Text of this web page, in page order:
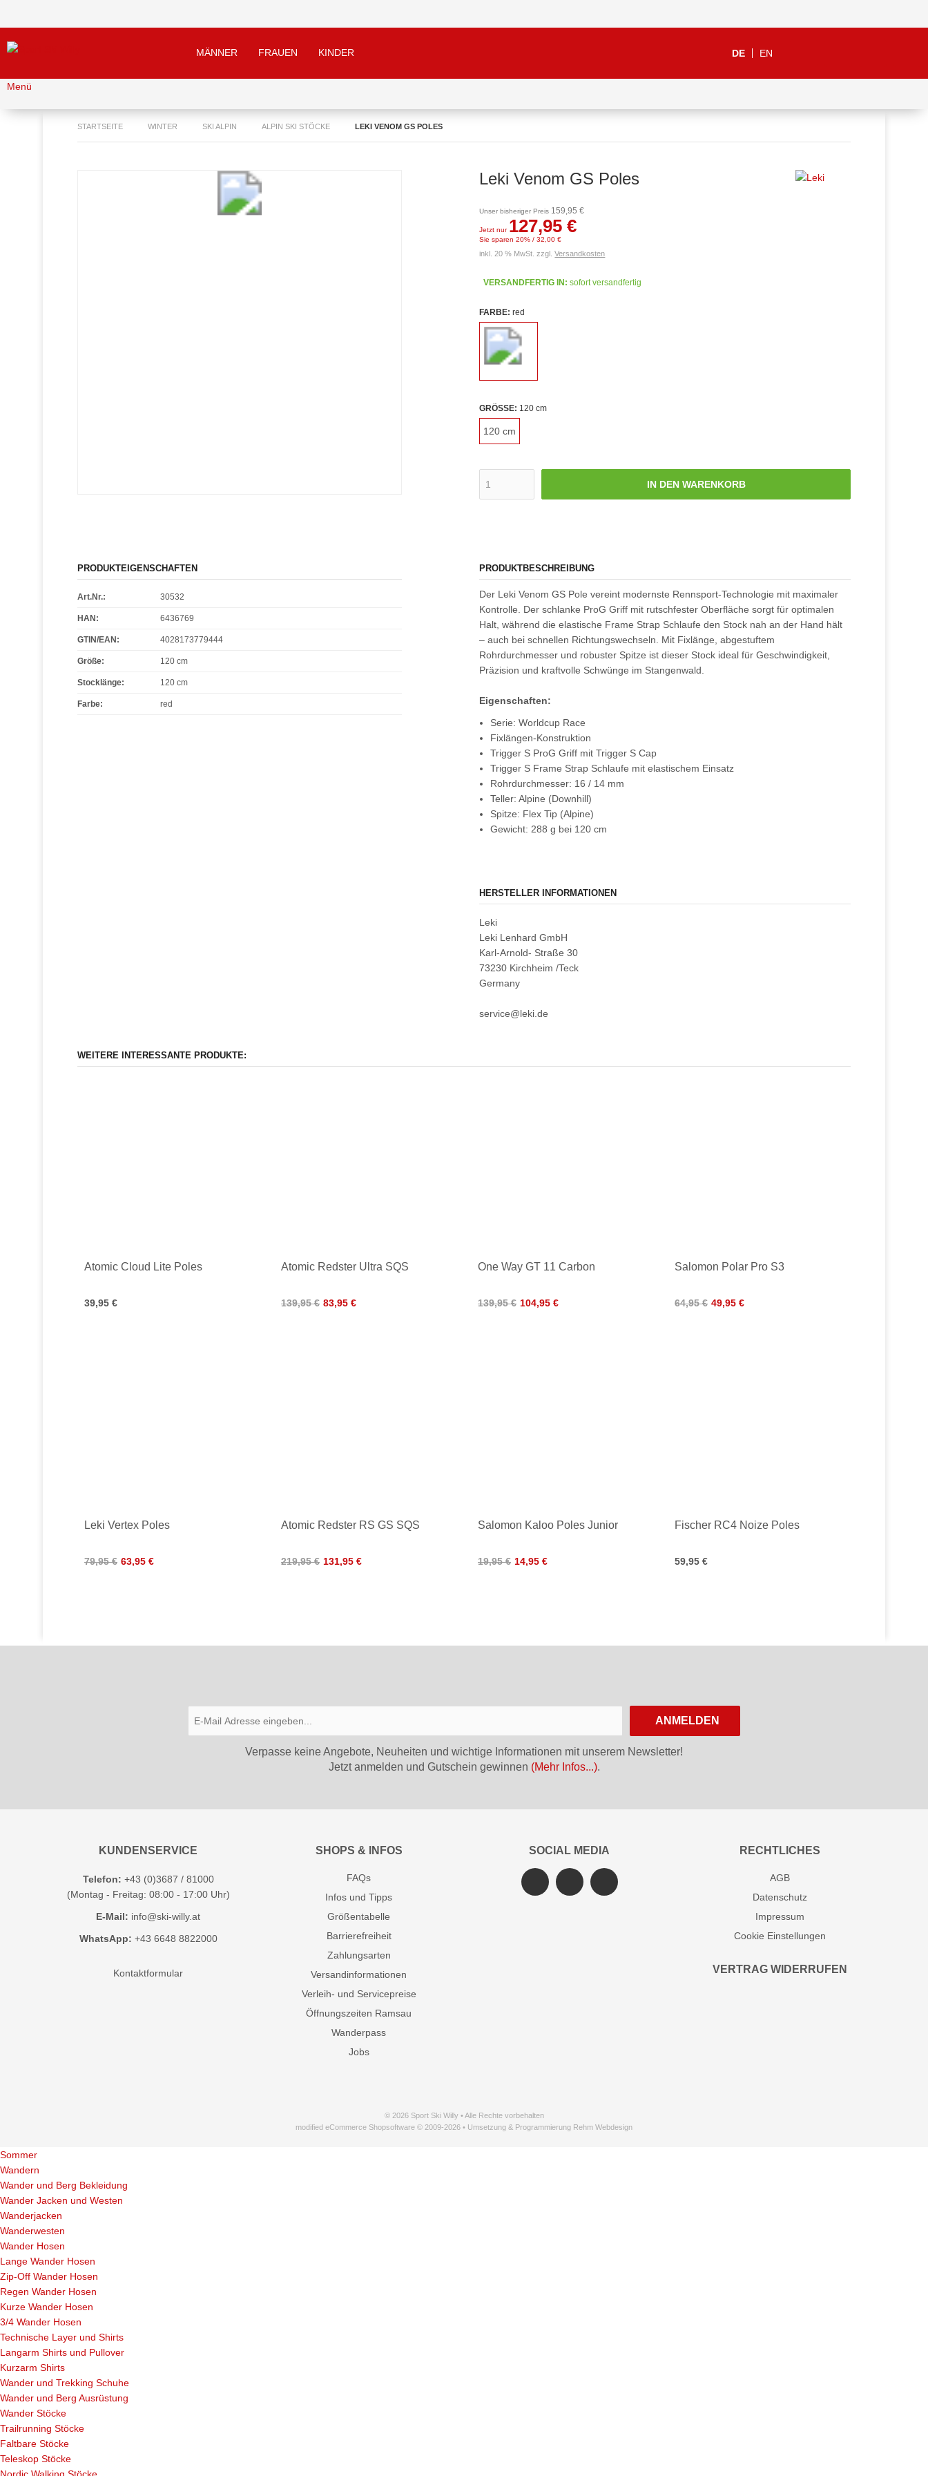
MÄNNER FRAUEN KINDER DE EN
Menü
STARTSEITE WINTER SKI ALPIN ALPIN SKI STÖCKE LEKI VENOM GS POLES
Leki Venom GS Poles
Unser bisheriger Preis 159,95 €
Jetzt nur 127,95 €
Sie sparen 20% / 32,00 €
inkl. 20 % MwSt. zzgl.Versandkosten
VERSANDFERTIG IN: sofort versandfertig
FARBE: red
GRÖSSE: 120 cm
120 cm
IN DEN WARENKORB
PRODUKTEIGENSCHAFTEN
Art.Nr.: 30532
HAN: 6436769
GTIN/EAN: 4028173779444
Größe: 120 cm
Stocklänge: 120 cm
Farbe: red
PRODUKTBESCHREIBUNG
Der Leki Venom GS Pole vereint modernste Rennsport-Technologie mit maximaler
Kontrolle. Der schlanke ProG Griff mit rutschfester Oberfläche sorgt für optimalen
Halt, während die elastische Frame Strap Schlaufe den Stock nah an der Hand hält
– auch bei schnellen Richtungswechseln. Mit Fixlänge, abgestuftem
Rohrdurchmesser und robuster Spitze ist dieser Stock ideal für Geschwindigkeit,
Präzision und kraftvolle Schwünge im Stangenwald.
Eigenschaften:
Serie: Worldcup Race
Fixlängen-Konstruktion
Trigger S ProG Griff mit Trigger S Cap
Trigger S Frame Strap Schlaufe mit elastischem Einsatz
Rohrdurchmesser: 16 / 14 mm
Teller: Alpine (Downhill)
Spitze: Flex Tip (Alpine)
Gewicht: 288 g bei 120 cm
HERSTELLER INFORMATIONEN
Leki
Leki Lenhard GmbH
Karl-Arnold- Straße 30
73230 Kirchheim /Teck
Germany
service@leki.de
WEITERE INTERESSANTE PRODUKTE:
Atomic Cloud Lite Poles
39,95 €
Atomic Redster Ultra SQS
139,95 € 83,95 €
One Way GT 11 Carbon
139,95 € 104,95 €
Salomon Polar Pro S3
64,95 € 49,95 €
Leki Vertex Poles
79,95 € 63,95 €
Atomic Redster RS GS SQS
219,95 € 131,95 €
Salomon Kaloo Poles Junior
19,95 € 14,95 €
Fischer RC4 Noize Poles
59,95 €
ANMELDEN
Verpasse keine Angebote, Neuheiten und wichtige Informationen mit unserem Newsletter!
Jetzt anmelden und Gutschein gewinnen (Mehr Infos...).
KUNDENSERVICE
Telefon: +43 (0)3687 / 81000
(Montag - Freitag: 08:00 - 17:00 Uhr)
E-Mail: info@ski-willy.at
WhatsApp: +43 6648 8822000
Kontaktformular
SHOPS & INFOS
FAQs
Infos und Tipps
Größentabelle
Barrierefreiheit
Zahlungsarten
Versandinformationen
Verleih- und Servicepreise
Öffnungszeiten Ramsau
Wanderpass
Jobs
SOCIAL MEDIA RECHTLICHES
AGB
Datenschutz
Impressum
Cookie Einstellungen
VERTRAG WIDERRUFEN
© 2026 Sport Ski Willy • Alle Rechte vorbehalten
modified eCommerce Shopsoftware © 2009-2026 • Umsetzung & Programmierung Rehm Webdesign
Sommer
Wandern
Wander und Berg Bekleidung
Wander Jacken und Westen
Wanderjacken
Wanderwesten
Wander Hosen
Lange Wander Hosen
Zip-Off Wander Hosen
Regen Wander Hosen
Kurze Wander Hosen
3/4 Wander Hosen
Technische Layer und Shirts
Langarm Shirts und Pullover
Kurzarm Shirts
Wander und Trekking Schuhe
Wander und Berg Ausrüstung
Wander Stöcke
Trailrunning Stöcke
Faltbare Stöcke
Teleskop Stöcke
Nordic Walking Stöcke